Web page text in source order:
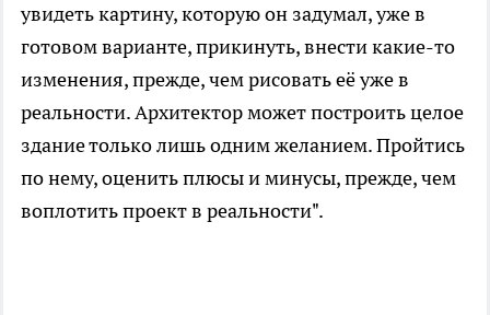
увидеть картину, которую он задумал, уже в
готовом варианте, прикинуть, внести какие-то
изменения, прежде, чем рисовать её уже в
реальности. Архитектор может построить целое
здание только лишь одним желанием. Пройтись
по нему, оценить плюсы и минусы, прежде, чем
воплотить проект в реальности".